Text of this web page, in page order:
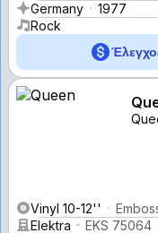
Germany
1977
Rock
Vinyl 10-12''
Elektra
EKS 75064